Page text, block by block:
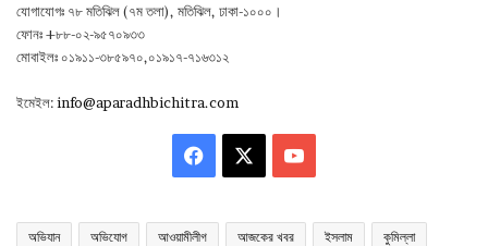
যোগাযোগঃ ৭৮ মতিঝিল (৭ম তলা), মতিঝিল, ঢাকা-১০০০।
ফোনঃ +৮৮-০২-৯৫৭০৯৩৩
মোবাইলঃ ০১৯১১-৩৮৫৯৭০,০১৯১৭-৭১৬৩১২
ইমেইল:info@aparadhbichitra.com
Facebook YouTube
অভিযান অভিযোগ আওয়ামীলীগ আজকের খবর ইসলাম কুমিল্লা